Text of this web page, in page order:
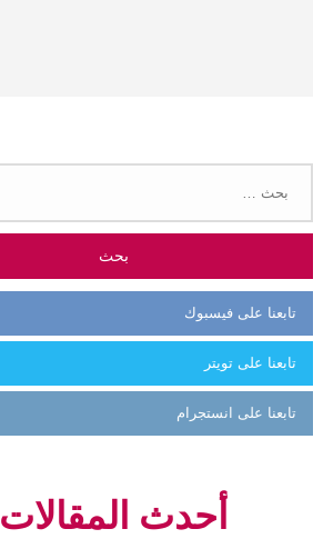
تابعنا على فيسبوك
تابعنا على تويتر
تابعنا على انستجرام
أحدث المقالات